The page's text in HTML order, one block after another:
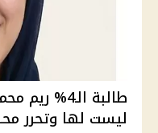
طالبة
ليست لها وتحرر